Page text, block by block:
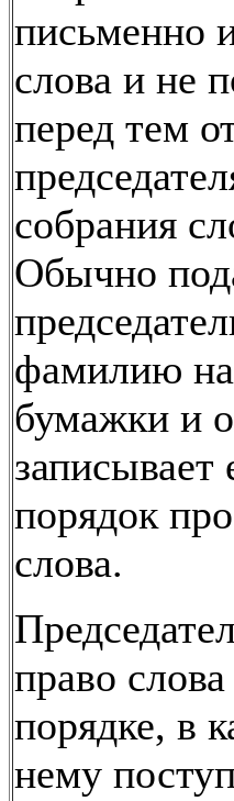
письменно
слова и не
перед тем
собрания
Обычно
фамилию на
бумажки и
записывает
порядок
слова.
право
порядке, в
нему